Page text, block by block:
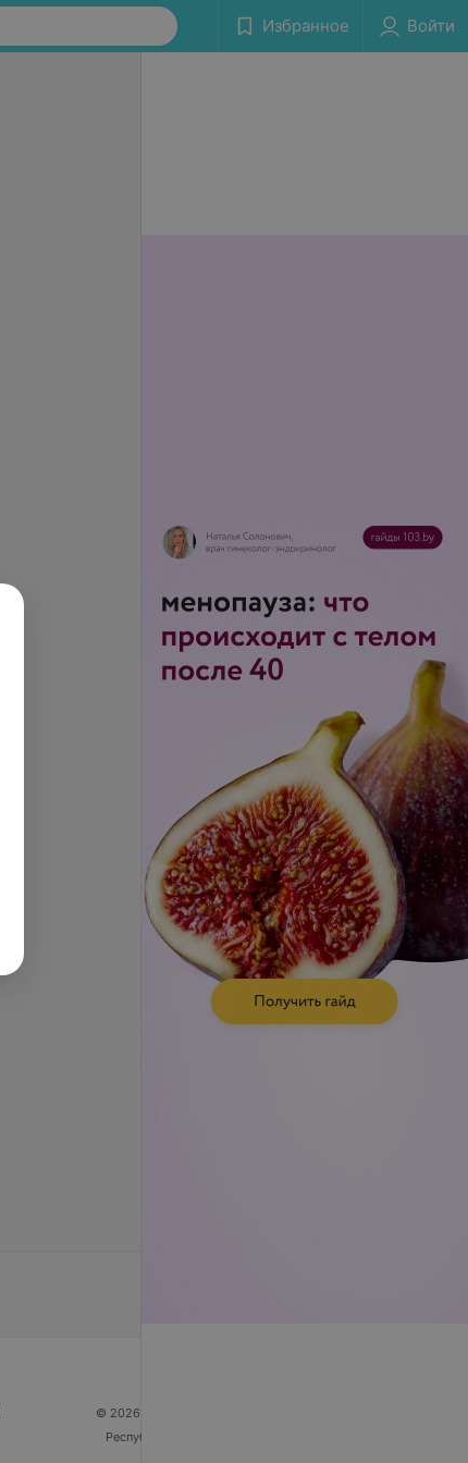
Избранное Войти
© 2026 ООО «Артокс Лаб», УНП 191700409
Республика Беларусь, г. Минск, улица Толбухина, 2,